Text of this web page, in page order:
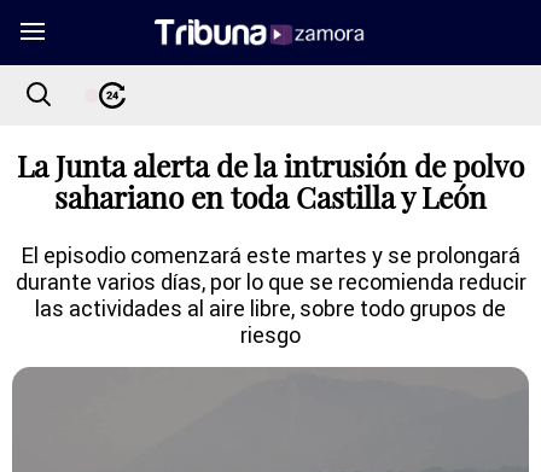
La Junta alerta de la intrusión de polvo
sahariano en toda Castilla y León
El episodio comenzará este martes y se prolongará
durante varios días, por lo que se recomienda reducir
las actividades al aire libre, sobre todo grupos de
riesgo